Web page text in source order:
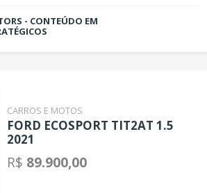
- CONTEÚDO EM
CARROS E MOTOS
FORD ECOSPORT TIT2AT 1.5
2021
R$ 89.900,00